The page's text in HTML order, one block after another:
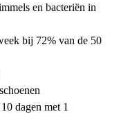
en bacteriën in
bij 72% van de 50
dagen met 1